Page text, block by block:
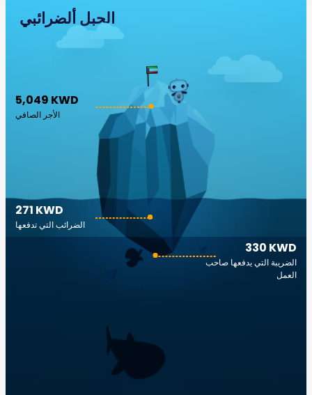
الجبل ألضرائبي
5,049 KWD
الأجر الصافي
330 KWD
الضريبة التي يدفعها صاحب
العمل
271 KWD
الضرائب التي تدفعها